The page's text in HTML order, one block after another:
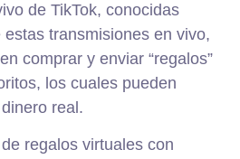
de TikTok, conocidas
transmisiones en vivo,
comprar y enviar “regalos”
los cuales pueden
real.
regalos virtuales con